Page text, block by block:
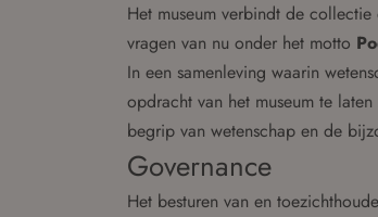
Het museum verbindt de
vragen van nu onder het motto
In een samenleving waarin
opdracht van het museum te
begrip van wetenschap en de
Governance
Het besturen van en